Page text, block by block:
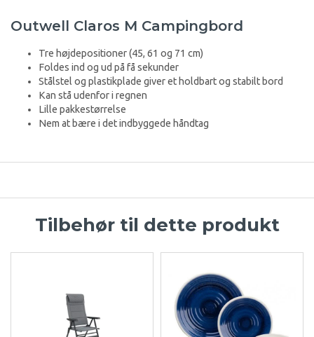
Outwell Claros M Campingbord
Tre højdepositioner (45, 61 og 71 cm)
Foldes ind og ud på få sekunder
Stålstel og plastikplade giver et holdbart og stabilt bord
Kan stå udenfor i regnen
Lille pakkestørrelse
Nem at bære i det indbyggede håndtag
Tilbehør til dette produkt